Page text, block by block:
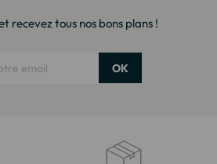
recevez tous nos bons plans !
OK